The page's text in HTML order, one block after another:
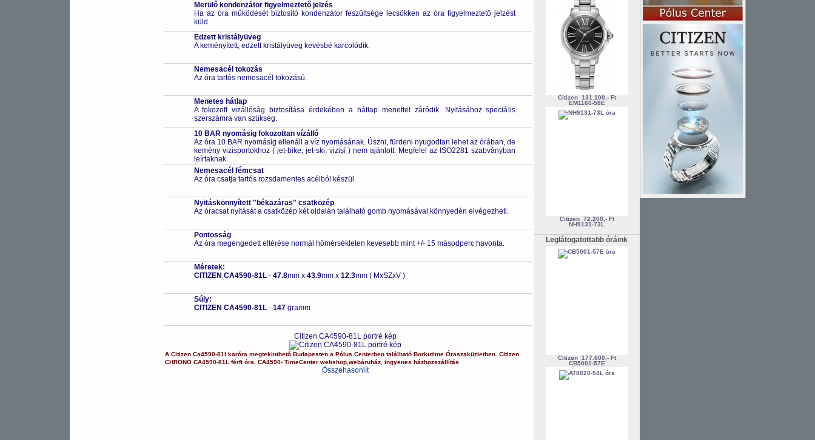
Merülő kondenzátor figyelmeztető jelzés
Ha az óra működését biztosító kondenzátor feszültsége lecsökken az óra figyelmeztető jelzést
küld.
Edzett kristályüveg
A keményített, edzett kristályüveg kevésbé karcolódik.
Nemesacél tokozás
Az óra tartós nemesacél tokozású.
Menetes hátlap
A fokozott vizállóság biztosítása érdekében a hátlap menettel záródik. Nyitásához speciális
szerszámra van szükség.
10 BAR nyomásig fokozottan vízálló
Az óra 10 BAR nyomásig ellenáll a víz nyomásának. Úszni, fürdeni nyugodtan lehet az órában, de
kemény vizisportokhoz ( jet-bike, jet-ski, vizisí ) nem ajánlott. Megfelel az ISO2281 szabványban
leírtaknak.
Nemesacél fémcsat
Az óra csatja tartós rozsdamentes acélból készül.
Nyitáskönnyített "békazáras" csatközép
Az óracsat nyitását a csatközép két oldalán található gomb nyomásával könnyedén elvégezheti.
Pontosság
Az óra megengedett eltérése normál hőmérsékleten kevesebb mint +/- 15 másodperc havonta.
Méretek:
CITIZEN CA4590-81L- 47.8mm x 43.9mm x 12.3mm ( MxSZxV )
Súly:
CITIZEN CA4590-81L- 147 gramm
Citizen CA4590-81L portré kép
A Citizen Ca4590-81l karóra megtekinthető Budapesten a Pólus Centerbentalálható Borkutime Óraszaküzletben. Citizen
CHRONO CA4590-81L férfi óra CA4590- TimeCenter webshop, webáruház, ingyenes házhozszállítás
Összehasonlít
Citizen 131.100,- Ft
EM1160-58E
Citizen 72.200,- Ft
NH9131-73L
Leglátogatottabb óráink
Citizen 177.600,- Ft
CB5001-57E